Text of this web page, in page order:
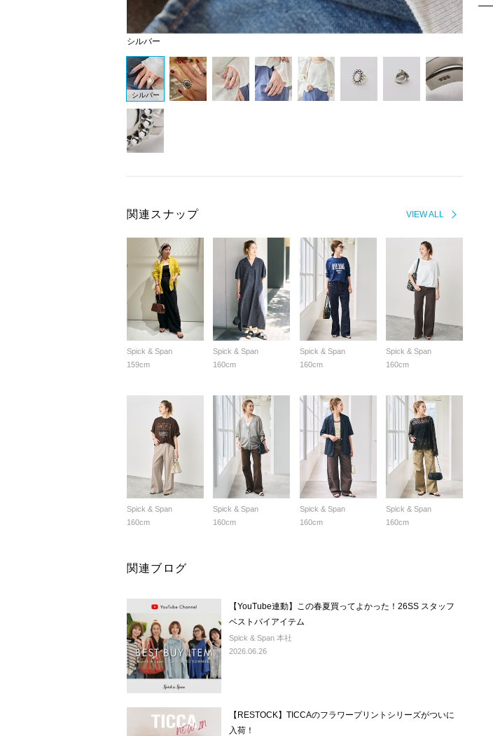
シルバー
シルバー
VIEW ALL
関連スナップ
Spick & Span
159cm
Spick & Span
160cm
Spick & Span
160cm
Spick & Span
160cm
Spick & Span
160cm
Spick & Span
160cm
Spick & Span
160cm
Spick & Span
160cm
関連ブログ
【YouTube連動】この春夏買ってよかった！26SS スタッフ
ベストバイアイテム
Spick & Span 本社
2026.06.26
【RESTOCK】TICCAのフラワープリントシリーズがついに
入荷！